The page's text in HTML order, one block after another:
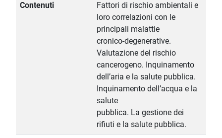
Contenuti
Fattori di rischio ambientali e
loro correlazioni con le
principali malattie
cronico-degenerative.
Valutazione del rischio
cancerogeno. Inquinamento
dell’aria e la salute pubblica.
Inquinamento dell’acqua e la
salute
pubblica. La gestione dei
rifiuti e la salute pubblica.